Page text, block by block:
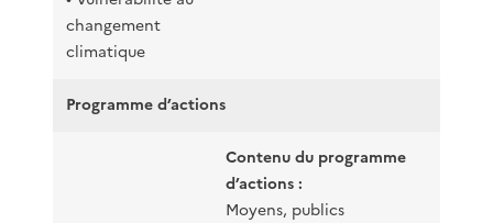
changement
climatique
Programme d’actions
Contenu du programme
d’actions :
Moyens, publics